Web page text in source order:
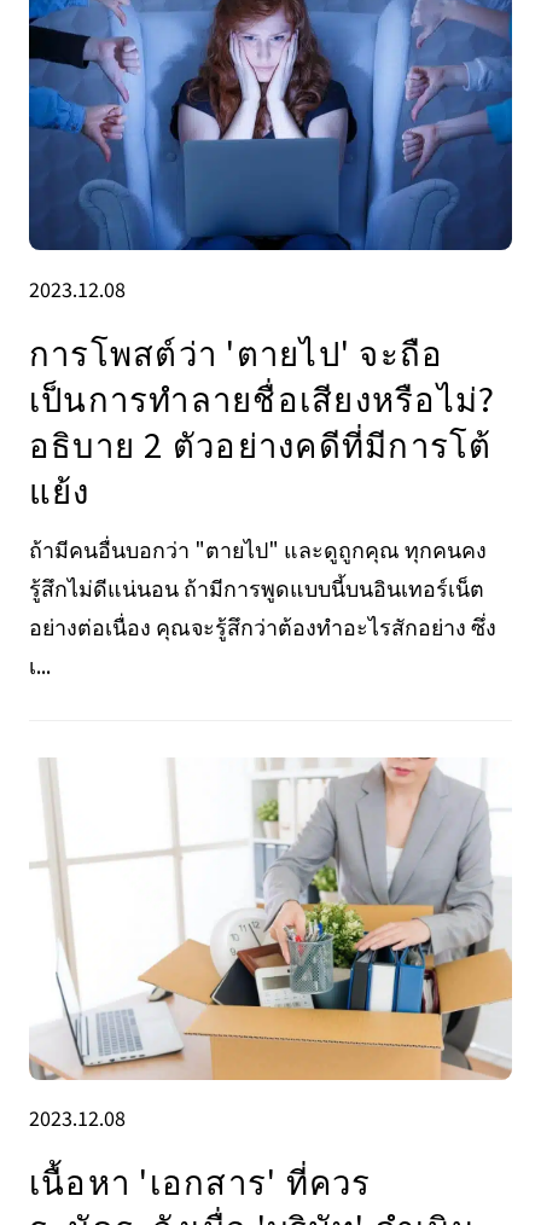
2023.12.08
การโพสต์ว่า 'ตายไป' จะถือ
เป็นการทำลายชื่อเสียงหรือไม่?
อธิบาย 2 ตัวอย่างคดีที่มีการโต้
แย้ง
ถ้ามีคนอื่นบอกว่า "ตายไป" และดูถูกคุณ ทุกคนคง
รู้สึกไม่ดีแน่นอน ถ้ามีการพูดแบบนี้บนอินเทอร์เน็ต
อย่างต่อเนื่อง คุณจะรู้สึกว่าต้องทำอะไรสักอย่าง ซึ่ง
เ...
2023.12.08
เนื้อหา 'เอกสาร' ที่ควร